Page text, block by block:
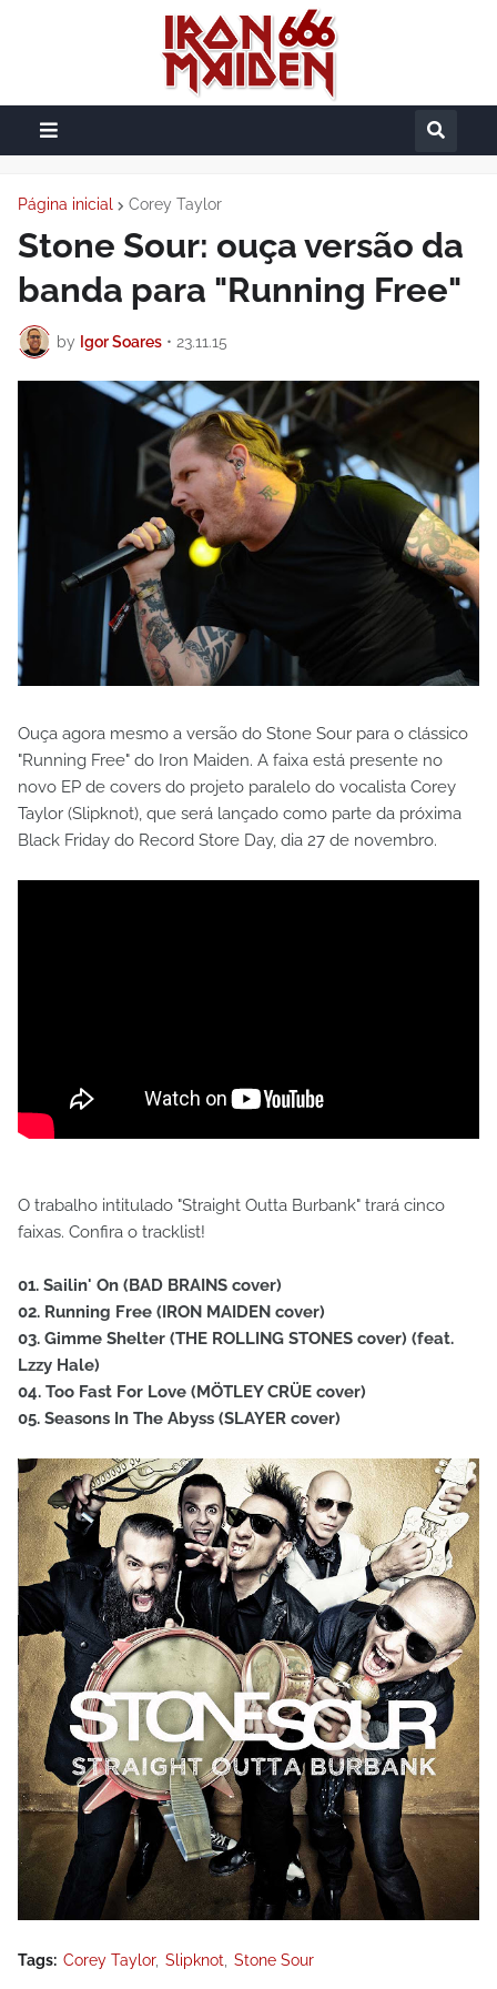
Página inicial Corey Taylor
Stone Sour: ouça versão da
banda para "Running Free"
by Igor Soares • 23.11.15
Ouça agora mesmo a versão do Stone Sour para o clássico
"Running Free" do Iron Maiden. A faixa está presente no
novo EP de covers do projeto paralelo do vocalista Corey
Taylor (Slipknot), que será lançado como parte da próxima
Black Friday do Record Store Day, dia 27 de novembro.
O trabalho intitulado "Straight Outta Burbank" trará cinco
faixas. Confira o tracklist!
01. Sailin' On (BAD BRAINS cover)
02. Running Free (IRON MAIDEN cover)
03. Gimme Shelter (THE ROLLING STONES cover) (feat.
Lzzy Hale)
04. Too Fast For Love (MÖTLEY CRÜE cover)
05. Seasons In The Abyss (SLAYER cover)
Tags: Corey Taylor Slipknot Stone Sour